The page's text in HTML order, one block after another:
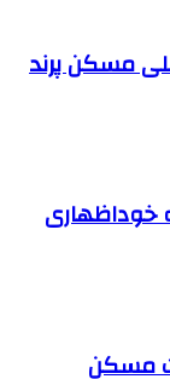
مسکن پرند
خوداظهاری
مسکن